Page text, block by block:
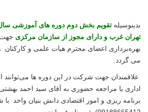
غرب و دارای مجوز از سازمان مرکزیجهت
اعضای محترم هیات علمی و کارکنان
گردد.
جهت شرکت در این دوره ها می‌توانند از
یا مراجعه حضوری به آقای سید احمد بهشتی،(
ریزی و امور اقتصادی دانش بنیان واحد با